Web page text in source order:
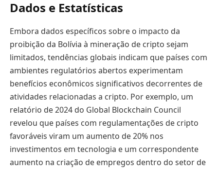
Dados e Estatísticas
Embora dados específicos sobre o impacto da
proibição da Bolívia à mineração de cripto sejam
limitados, tendências globais indicam que países com
ambientes regulatórios abertos experimentam
benefícios econômicos significativos decorrentes de
atividades relacionadas a cripto. Por exemplo, um
relatório de 2024 do Global Blockchain Council
revelou que países com regulamentações de cripto
favoráveis viram um aumento de 20% nos
investimentos em tecnologia e um correspondente
aumento na criação de empregos dentro do setor de